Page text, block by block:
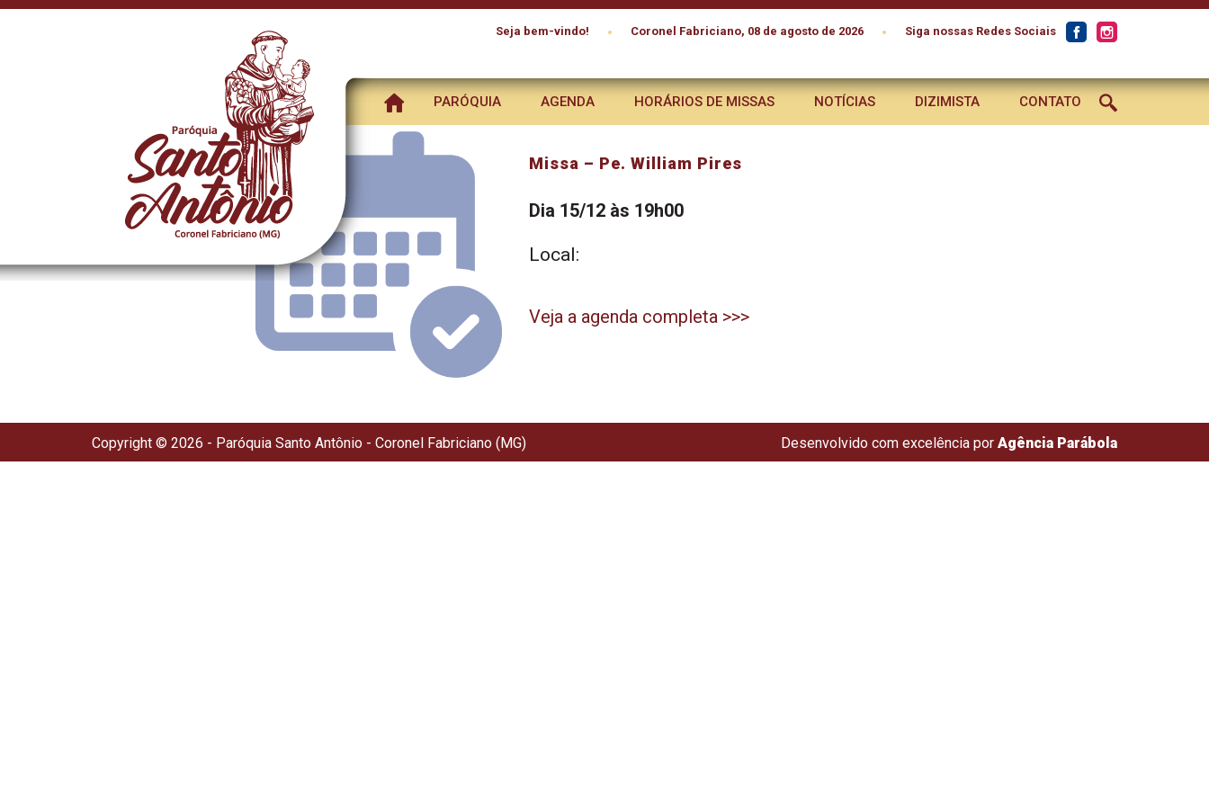
Seja bem-vindo! • Coronel Fabriciano, 08 de agosto de 2026 • Siga nossas Redes Sociais
PARÓQUIA AGENDA HORÁRIOS DE MISSAS NOTÍCIAS DIZIMISTA CONTATO
Missa – Pe. William Pires
Dia 15/12 às 19h00
Local:
Veja a agenda completa >>>
Copyright © 2026 - Paróquia Santo Antônio - Coronel Fabriciano (MG) Desenvolvido com excelência por Agência Parábola